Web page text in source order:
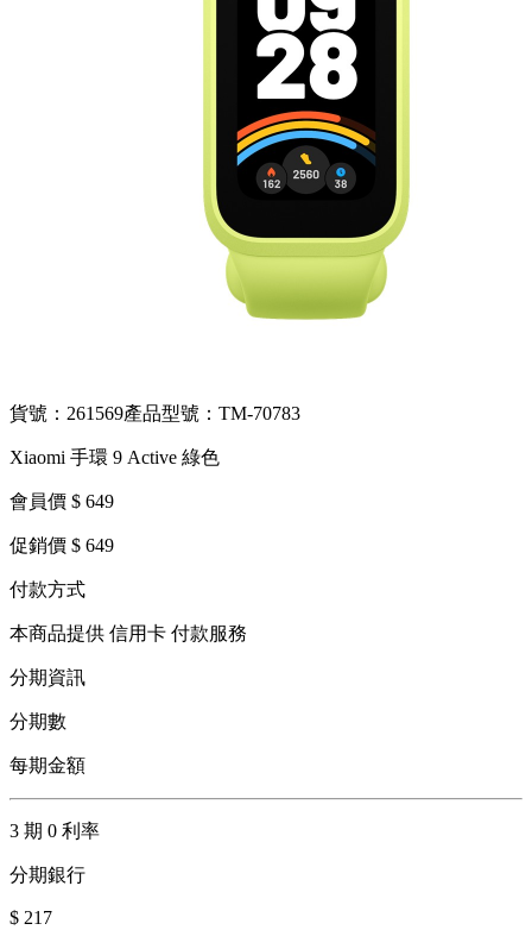
貨號：261569產品型號：TM-70783
Xiaomi 手環 9 Active 綠色
會員價 $ 649
促銷價 $ 649
付款方式
本商品提供 信用卡 付款服務
分期資訊
分期數
每期金額
3 期 0 利率
分期銀行
$ 217